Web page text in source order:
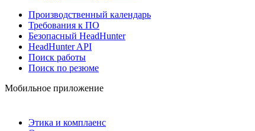
Производственный календарь
Требования к ПО
Безопасный HeadHunter
HeadHunter API
Поиск работы
Поиск по резюме
Мобильное приложение
Этика и комплаенс